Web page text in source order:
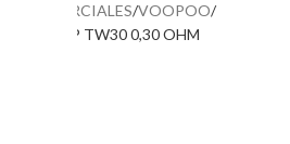
COMERCIALES VOOPOO
PNP TW30 0,30 OHM